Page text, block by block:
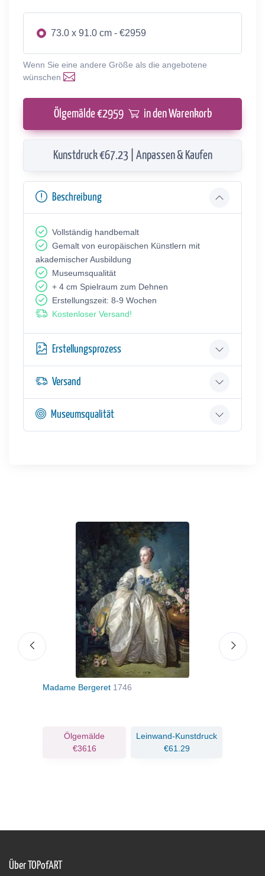
73.0 x 91.0 cm - €2959
Wenn Sie eine andere Größe als die angebotene
wünschen
Ölgemälde €2959 in den Warenkorb
Kunstdruck €67.23 | Anpassen & Kaufen
Beschreibung
Vollständig handbemalt
Gemalt von europäischen Künstlern mit
akademischer Ausbildung
Museumsqualität
+ 4 cm Spielraum zum Dehnen
Erstellungszeit: 8-9 Wochen
Kostenloser Versand!
Erstellungsprozess
Versand
Museumsqualität
Madame Bergeret 1746
Ölgemälde
€3616
Leinwand-Kunstdruck
€61.29
Über TOPofART